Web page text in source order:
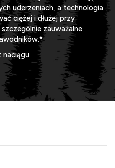
uderzeniach, a technologia
ciężej i dłużej przy
zauważalne